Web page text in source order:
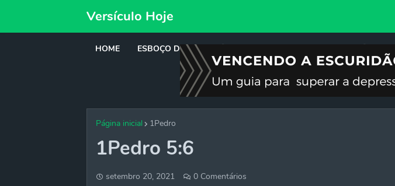
Versículo Hoje
HOME ESBOÇO DE PREGAÇÃO
Página inicial 1Pedro
1Pedro 5:6
setembro 20, 2021 0 Comentários